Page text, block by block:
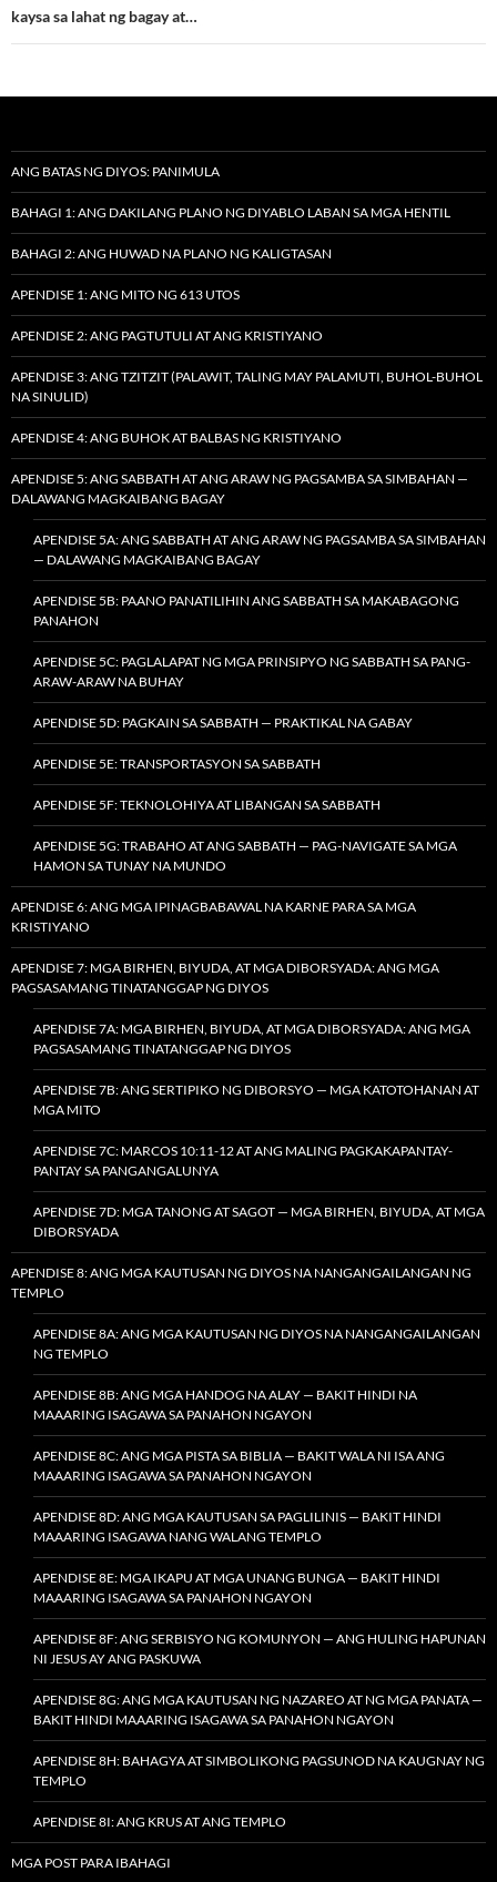
kaysa sa lahat ng bagay at…
ANG BATAS NG DIYOS: PANIMULA
BAHAGI 1: ANG DAKILANG PLANO NG DIYABLO LABAN SA MGA HENTIL
BAHAGI 2: ANG HUWAD NA PLANO NG KALIGTASAN
APENDISE 1: ANG MITO NG 613 UTOS
APENDISE 2: ANG PAGTUTULI AT ANG KRISTIYANO
APENDISE 3: ANG TZITZIT (PALAWIT, TALING MAY PALAMUTI, BUHOL-BUHOL
NA SINULID)
APENDISE 4: ANG BUHOK AT BALBAS NG KRISTIYANO
APENDISE 5: ANG SABBATH AT ANG ARAW NG PAGSAMBA SA SIMBAHAN —
DALAWANG MAGKAIBANG BAGAY
APENDISE 5A: ANG SABBATH AT ANG ARAW NG PAGSAMBA SA SIMBAHAN
— DALAWANG MAGKAIBANG BAGAY
APENDISE 5B: PAANO PANATILIHIN ANG SABBATH SA MAKABAGONG
PANAHON
APENDISE 5C: PAGLALAPAT NG MGA PRINSIPYO NG SABBATH SA PANG-
ARAW-ARAW NA BUHAY
APENDISE 5D: PAGKAIN SA SABBATH — PRAKTIKAL NA GABAY
APENDISE 5E: TRANSPORTASYON SA SABBATH
APENDISE 5F: TEKNOLOHIYA AT LIBANGAN SA SABBATH
APENDISE 5G: TRABAHO AT ANG SABBATH — PAG-NAVIGATE SA MGA
HAMON SA TUNAY NA MUNDO
APENDISE 6: ANG MGA IPINAGBABAWAL NA KARNE PARA SA MGA
KRISTIYANO
APENDISE 7: MGA BIRHEN, BIYUDA, AT MGA DIBORSYADA: ANG MGA
PAGSASAMANG TINATANGGAP NG DIYOS
APENDISE 7A: MGA BIRHEN, BIYUDA, AT MGA DIBORSYADA: ANG MGA
PAGSASAMANG TINATANGGAP NG DIYOS
APENDISE 7B: ANG SERTIPIKO NG DIBORSYO — MGA KATOTOHANAN AT
MGA MITO
APENDISE 7C: MARCOS 10:11-12 AT ANG MALING PAGKAKAPANTAY-
PANTAY SA PANGANGALUNYA
APENDISE 7D: MGA TANONG AT SAGOT — MGA BIRHEN, BIYUDA, AT MGA
DIBORSYADA
APENDISE 8: ANG MGA KAUTUSAN NG DIYOS NA NANGANGAILANGAN NG
TEMPLO
APENDISE 8A: ANG MGA KAUTUSAN NG DIYOS NA NANGANGAILANGAN
NG TEMPLO
APENDISE 8B: ANG MGA HANDOG NA ALAY — BAKIT HINDI NA
MAAARING ISAGAWA SA PANAHON NGAYON
APENDISE 8C: ANG MGA PISTA SA BIBLIA — BAKIT WALA NI ISA ANG
MAAARING ISAGAWA SA PANAHON NGAYON
APENDISE 8D: ANG MGA KAUTUSAN SA PAGLILINIS — BAKIT HINDI
MAAARING ISAGAWA NANG WALANG TEMPLO
APENDISE 8E: MGA IKAPU AT MGA UNANG BUNGA — BAKIT HINDI
MAAARING ISAGAWA SA PANAHON NGAYON
APENDISE 8F: ANG SERBISYO NG KOMUNYON — ANG HULING HAPUNAN
NI JESUS AY ANG PASKUWA
APENDISE 8G: ANG MGA KAUTUSAN NG NAZAREO AT NG MGA PANATA —
BAKIT HINDI MAAARING ISAGAWA SA PANAHON NGAYON
APENDISE 8H: BAHAGYA AT SIMBOLIKONG PAGSUNOD NA KAUGNAY NG
TEMPLO
APENDISE 8I: ANG KRUS AT ANG TEMPLO
MGA POST PARA IBAHAGI